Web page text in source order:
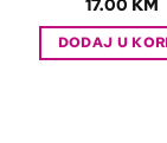
DODAJ U